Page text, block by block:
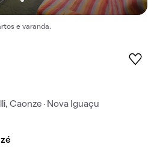
e varanda.
Caonze · Nova Iguaçu